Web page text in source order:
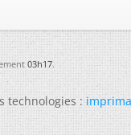
03h17.
technologies :